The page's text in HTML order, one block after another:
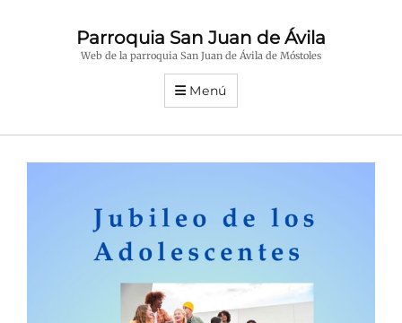
Parroquia San Juan de Ávila
Web de la parroquia San Juan de Ávila de Móstoles
Menú